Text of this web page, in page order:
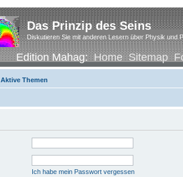
Das Prinzip des Seins
Diskutieren Sie mit anderen Lesern über Physik und
Edition Mahag:Home Sitemap
Aktive Themen
Ich habe mein Passwort vergessen